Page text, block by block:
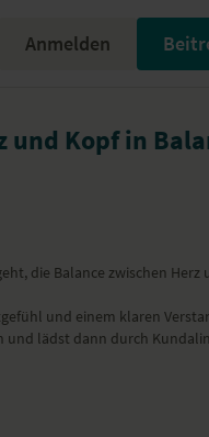
Anmelden
und Kopf in
die Balance zwischen Herz
und einem klaren
und lädst dann durch